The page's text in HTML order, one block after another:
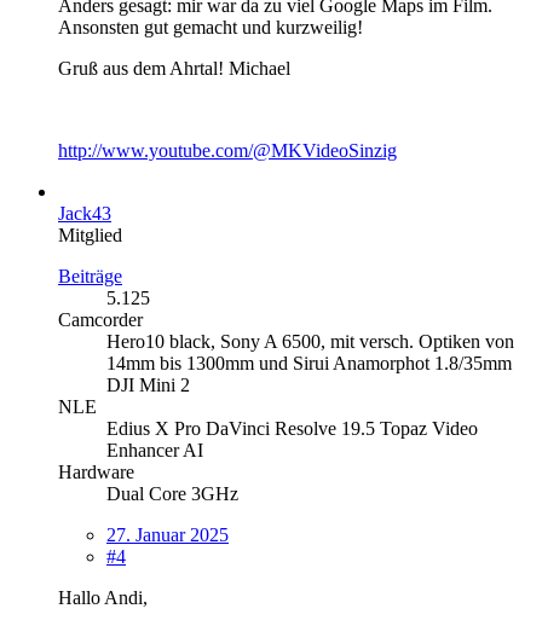
Anders gesagt: mir war da zu viel Google Maps im Film.
Ansonsten gut gemacht und kurzweilig!
Gruß aus dem Ahrtal! Michael
http://www.youtube.com/@MKVideoSinzig
Jack43
Mitglied
Beiträge
5.125
Camcorder
Hero10 black, Sony A 6500, mit versch. Optiken von
14mm bis 1300mm und Sirui Anamorphot 1.8/35mm
DJI Mini 2
NLE
Edius X Pro DaVinci Resolve 19.5 Topaz Video
Enhancer AI
Hardware
Dual Core 3GHz
27. Januar 2025
#4
Hallo Andi,